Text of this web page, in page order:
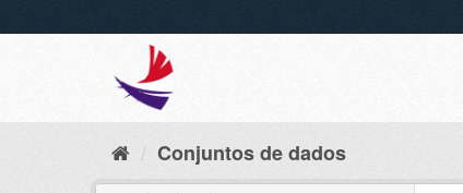
Conjuntos de dados